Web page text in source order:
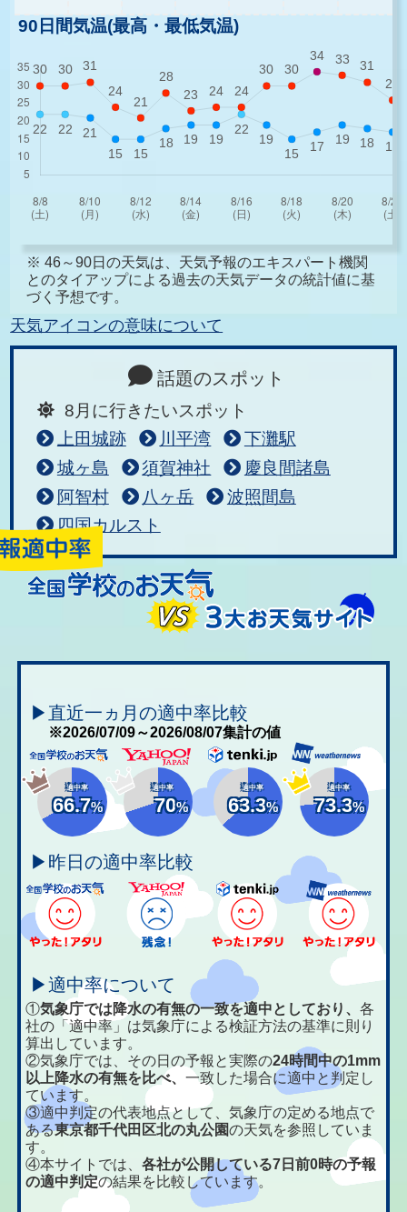
90日間気温(最高・最低気温)
※ 46～90日の天気は、天気予報のエキスパート機関
とのタイアップによる過去の天気データの統計値に基
づく予想です。
天気アイコンの意味について
話題のスポット
8月に行きたいスポット
上田城跡
川平湾
下灘駅
城ヶ島
須賀神社
慶良間諸島
阿智村
八ヶ岳
波照間島
四国カルスト
▶直近一ヵ月の適中率比較
※2026/07/09～2026/08/07集計の値
適中率
66.7%
適中率
70%
適中率
63.3%
適中率
73.3%
▶昨日の適中率比較
▶適中率について
①気象庁では降水の有無の一致を適中としており、各
社の「適中率」は気象庁による検証方法の基準に則り
算出しています。
②気象庁では、その日の予報と実際の24時間中の1mm
以上降水の有無を比べ、一致した場合に適中と判定し
ています。
③適中判定の代表地点として、気象庁の定める地点で
ある東京都千代田区北の丸公園の天気を参照していま
す。
④本サイトでは、各社が公開している7日前0時の予報
の適中判定の結果を比較しています。